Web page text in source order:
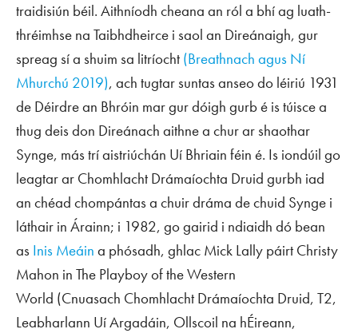
traidisiún béil. Aithníodh cheana an ról a bhí ag luath-
thréimhse na Taibhdheirce i saol an Direánaigh, gur
spreag sí a shuim sa litríocht (Breathnach agus Ní
Mhurchú 2019), ach tugtar suntas anseo do léiriú 1931
de Déirdre an Bhróin mar gur dóigh gurb é is túisce a
thug deis don Direánach aithne a chur ar shaothar
Synge, más trí aistriúchán Uí Bhriain féin é. Is iondúil go
leagtar ar Chomhlacht Drámaíochta Druid gurbh iad
an chéad chompántas a chuir dráma de chuid Synge i
láthair in Árainn; i 1982, go gairid i ndiaidh dó bean
as Inis Meáin a phósadh, ghlac Mick Lally páirt Christy
Mahon in The Playboy of the Western
World (Cnuasach Chomhlacht Drámaíochta Druid, T2,
Leabharlann Uí Argadáin, Ollscoil na hÉireann,